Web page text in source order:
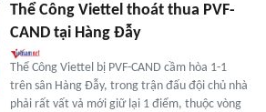
Thể Công Viettel thoát thua PVF-
CAND tại Hàng Đẫy
Thể Công Viettel bị PVF-CAND cầm hòa 1-1
trên sân Hàng Đẫy, trong trận đấu đội chủ nhà
phải rất vất vả mới giữ lại 1 điểm, thuộc vòng